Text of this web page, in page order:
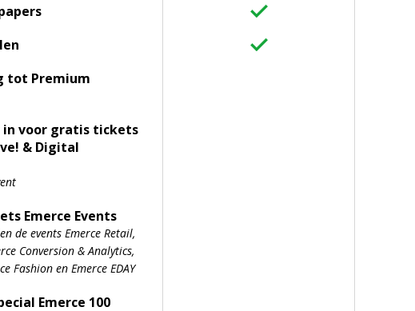
tot Premium
voor gratis tickets
& Digital
Emerce Events
de events Emerce Retail,
Conversion & Analytics,
Fashion en Emerce EDAY
Emerce 100